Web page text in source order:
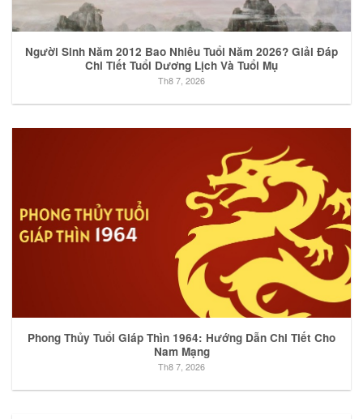
Người Sinh Năm 2012 Bao Nhiêu Tuổi Năm 2026? Giải Đáp
Chi Tiết Tuổi Dương Lịch Và Tuổi Mụ
Th8 7, 2026
Phong Thủy Tuổi Giáp Thìn 1964: Hướng Dẫn Chi Tiết Cho
Nam Mạng
Th8 7, 2026